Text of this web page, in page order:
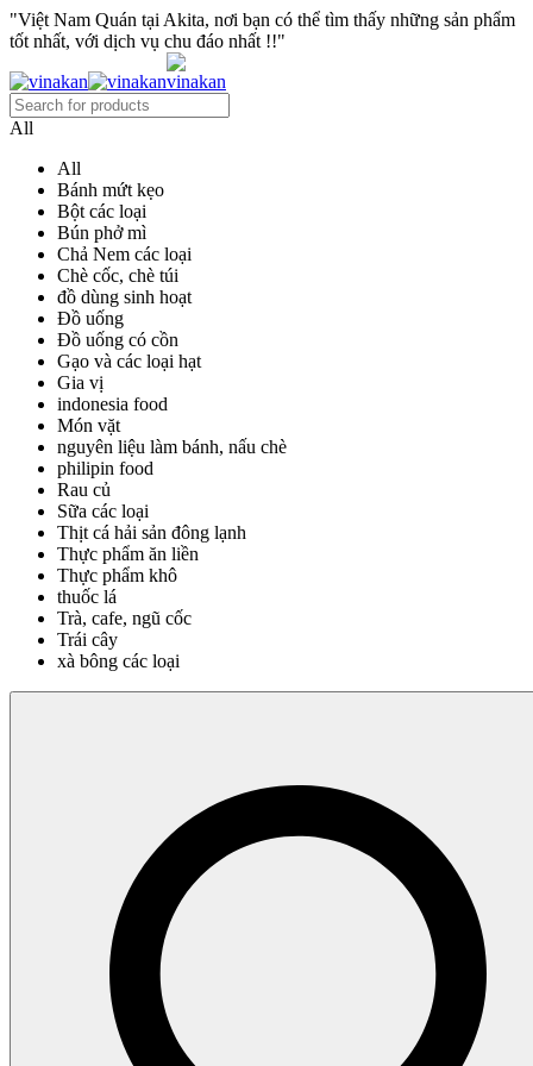
"Việt Nam Quán tại Akita, nơi bạn có thể tìm thấy những sản phẩm
tốt nhất, với dịch vụ chu đáo nhất !!"
All
All
Bánh mứt kẹo
Bột các loại
Bún phở mì
Chả Nem các loại
Chè cốc, chè túi
đồ dùng sinh hoạt
Đồ uống
Đồ uống có cồn
Gạo và các loại hạt
Gia vị
indonesia food
Món vặt
nguyên liệu làm bánh, nấu chè
philipin food
Rau củ
Sữa các loại
Thịt cá hải sản đông lạnh
Thực phẩm ăn liền
Thực phẩm khô
thuốc lá
Trà, cafe, ngũ cốc
Trái cây
xà bông các loại